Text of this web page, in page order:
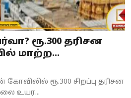
ரூ.300 தரிசன
மாற்ற...
ரூ.300 சிறப்பு தரிசன
உயர...